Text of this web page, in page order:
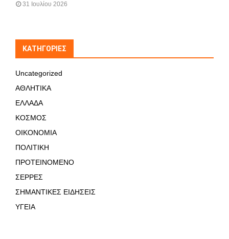
31 Ιουλίου 2026
KΑΤΗΓΟΡΊΕΣ
Uncategorized
ΑΘΛΗΤΙΚΑ
ΕΛΛΑΔΑ
ΚΟΣΜΟΣ
ΟΙΚΟΝΟΜΙΑ
ΠΟΛΙΤΙΚΗ
ΠΡΟΤΕΙΝΟΜΕΝΟ
ΣΕΡΡΕΣ
ΣΗΜΑΝΤΙΚΕΣ ΕΙΔΗΣΕΙΣ
ΥΓΕΙΑ